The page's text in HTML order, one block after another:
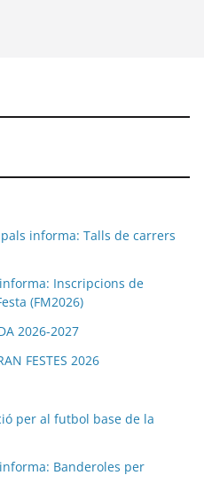
informa: Talls de carrers
Inscripcions de
(FM2026)
2026-2027
FESTES 2026
per al futbol base de la
Banderoles per